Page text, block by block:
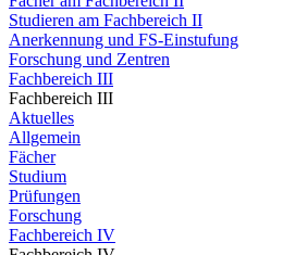
Studieren am Fachbereich II
Anerkennung und FS-Einstufung
Forschung und Zentren
Fachbereich III
Fachbereich III
Aktuelles
Allgemein
Fächer
Studium
Prüfungen
Forschung
Fachbereich IV